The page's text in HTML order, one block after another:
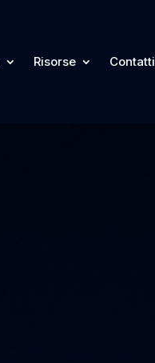
Risorse Contatti